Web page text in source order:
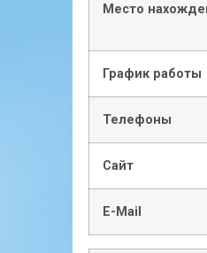
Место
График работы
Телефоны
Сайт
E-Mail